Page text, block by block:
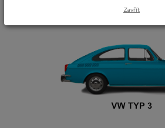
Zavřít